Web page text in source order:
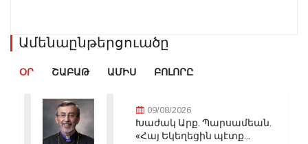
Ամենաընթերցուածը
ՕՐ ՇԱԲԱԹ ԱՄԻՍ ԲՈԼՈՐԸ
09/08/2026
Խաժակ Արք. Պարսամեան.
«Հայ Եկեղեցին պէտք...